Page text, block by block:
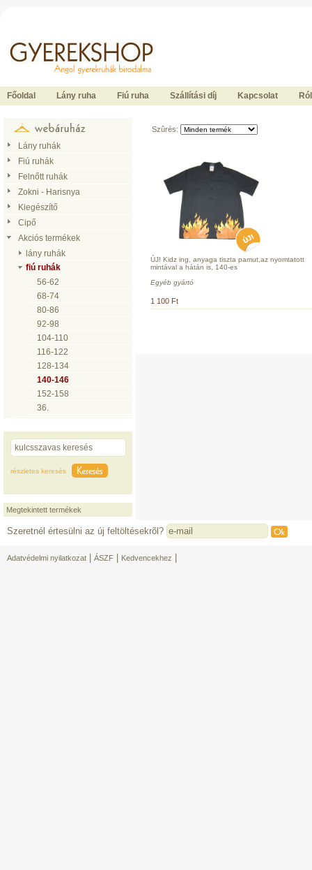
Főoldal Lány ruha Fiú ruha Szállítási díj Kapcsolat
Lány ruhák
Fiú ruhák
Felnőtt ruhák
Zokni - Harisnya
Kiegészítő
Cipő
Akciós termékek
lány ruhák
fiú ruhák
56-62
68-74
80-86
92-98
104-110
116-122
128-134
140-146
152-158
36.
részletes keresés
Megtekintett termékek
Szûrés:
ÚJ! Kidz ing, anyaga tiszta pamut,az nyomtatott
mintával a hátán is, 140-es
Egyéb gyártó
1 100 Ft
Szeretnél értesülni az új feltöltésekrõl?
Adatvédelmi nyilatkozat ÁSZF Kedvencekhez